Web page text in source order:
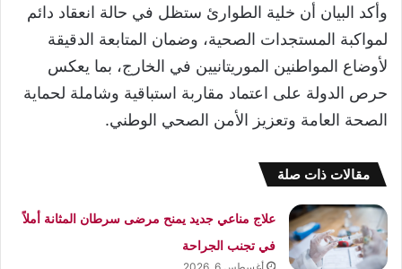
وأكد البيان أن خلية الطوارئ ستظل في حالة انعقاد دائم
لمواكبة المستجدات الصحية، وضمان المتابعة الدقيقة
لأوضاع المواطنين الموريتانيين في الخارج، بما يعكس
حرص الدولة على اعتماد مقاربة استباقية وشاملة لحماية
الصحة العامة وتعزيز الأمن الصحي الوطني.
مقالات ذات صلة
علاج مناعي جديد يمنح مرضى سرطان المثانة أملاً
في تجنب الجراحة